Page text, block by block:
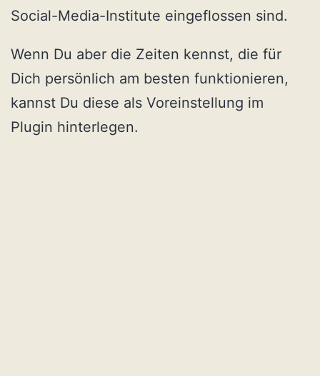
Social-Media-Institute eingeflossen sind.
Wenn Du aber die Zeiten kennst, die für
Dich persönlich am besten funktionieren,
kannst Du diese als Voreinstellung im
Plugin hinterlegen.